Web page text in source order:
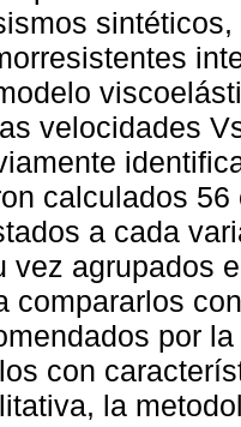
velocidades
calculados
a cada
vez agrupados
compararlos
por
con
la